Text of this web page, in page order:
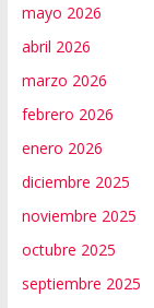
mayo 2026
abril 2026
marzo 2026
febrero 2026
enero 2026
diciembre 2025
noviembre 2025
octubre 2025
septiembre 2025